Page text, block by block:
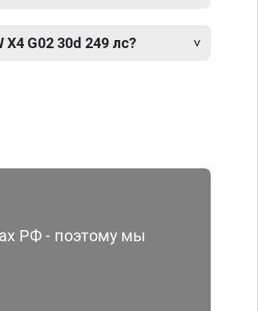
G02 30d 249 лс?
РФ - поэтому мы